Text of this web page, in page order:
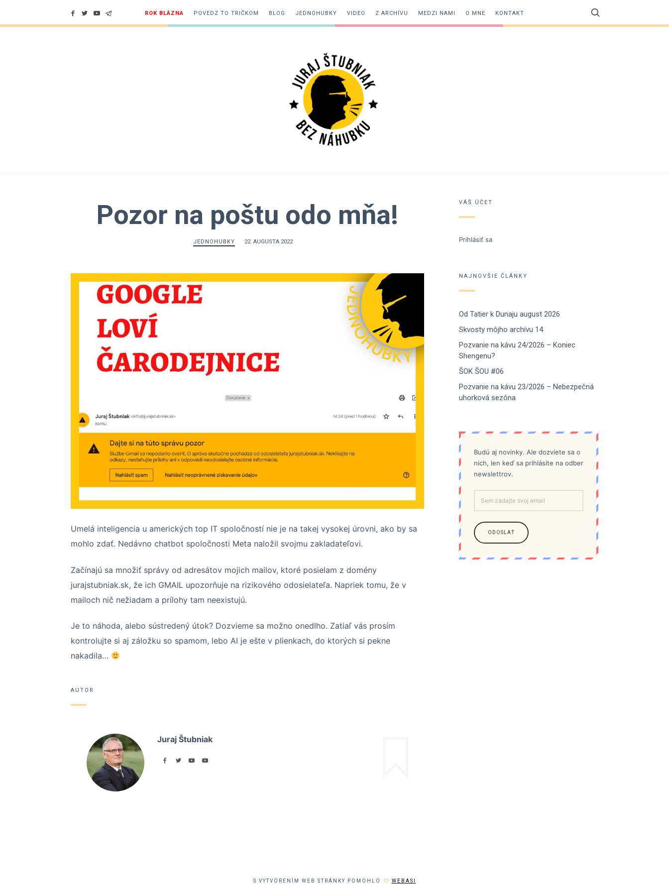
ROK BLÁZNA POVEDZ TO TRIČKOM BLOG JEDNOHUBKY VIDEO Z ARCHÍVU MEDZI NAMI O MNE KONTAKT
Juraj
Štubniak
Pozor na poštu odo mňa!
JEDNOHUBKY 22. AUGUSTA 2022
Umelá inteligencia u amerických top IT spoločností nie je na takej vysokej úrovni, ako by sa
mohlo zdať. Nedávno chatbot spoločnosti Meta naložil svojmu zakladateľovi.
Začínajú sa množiť správy od adresátov mojich mailov, ktoré posielam z domény
jurajstubniak.sk, že ich GMAIL upozorňuje na rizikového odosielateľa. Napriek tomu, že v
mailoch nič nežiadam a prílohy tam neexistujú.
Je to náhoda, alebo sústredený útok? Dozvieme sa možno onedlho. Zatiaľ vás prosím
kontrolujte si aj záložku so spamom, lebo AI je ešte v plienkach, do ktorých si pekne
nakadila…
AUTOR
Juraj Štubniak
VÁŠ ÚČET
Prihlásiť sa
NAJNOVŠIE ČLÁNKY
Od Tatier k Dunaju august 2026
Skvosty môjho archívu 14
Pozvanie na kávu 24/2026 – Koniec
Shengenu?
ŠOK ŠOU #06
Pozvanie na kávu 23/2026 – Nebezpečná
uhorková sezóna
Budú aj novinky. Ale dozviete sa o
nich, len keď sa prihlásite na odber
newslettrov.
S VYTVORENÍM WEB STRÁNKY POMOHLO WEBASI